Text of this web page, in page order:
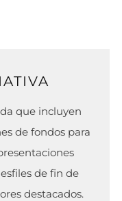
que incluyen
de fondos para
de fin de
destacados.